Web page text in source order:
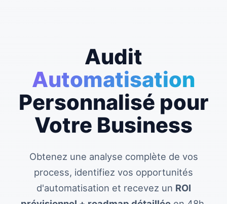
Audit
Automatisation
Personnalisé pour
Votre Business
Obtenez une analyse complète de vos
process, identifiez vos opportunités
d'automatisation et recevez un ROI